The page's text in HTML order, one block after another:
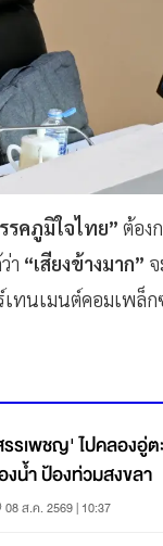
รคภูมิใจไทย” ต้อง
า “เสียงข้างมาก”
เทนเมนต์คอมเพล็
รเพชญ' ไปคลองอู่ต
งน้ำ ป้องท่วมสงขลา
08 ส.ค. 2569 | 10:37